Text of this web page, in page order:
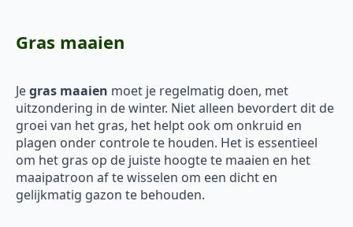
Gras maaien
Jegras maaien moet je regelmatig doen, met
uitzondering in de winter. Niet alleen bevordert dit de
groei van het gras, het helpt ook om onkruid en
plagen onder controle te houden. Het is essentieel
om het gras op de juiste hoogte te maaien en het
maaipatroon af te wisselen om een dicht en
gelijkmatig gazon te behouden.